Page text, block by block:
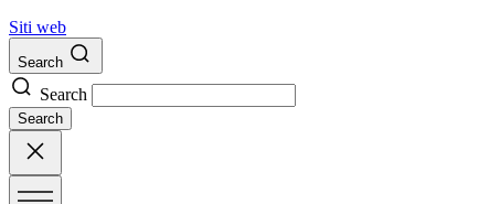
Siti web
Search
Search
Search